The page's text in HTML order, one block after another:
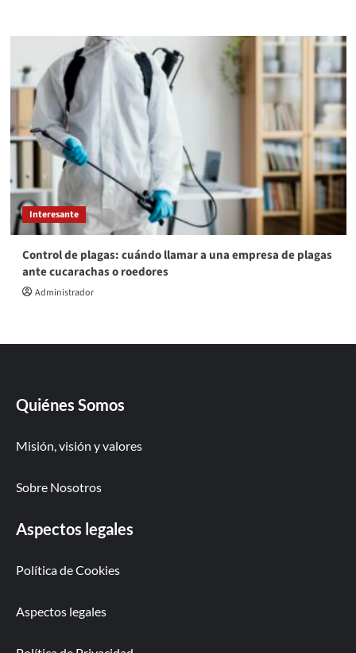
Interesante
Control de plagas: cuándo llamar a una empresa de plagas
ante cucarachas o roedores
Administrador
Quiénes Somos
Misión, visión y valores
Sobre Nosotros
Aspectos legales
Política de Cookies
Aspectos legales